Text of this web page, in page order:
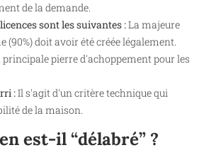
de la demande.
sont les suivantes :La majeure
(90%) doit avoir été créée légalement.
principale pierre d'achoppement pour les
:Il s'agit d'un critère technique qui
de la maison.
est-il “délabré” ?